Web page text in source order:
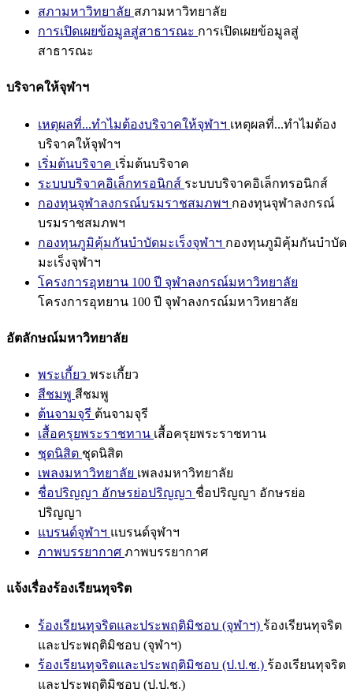
สภามหาวิทยาลัย สภามหาวิทยาลัย
การเปิดเผยข้อมูลสู่สาธารณะ การเปิดเผยข้อมูลสู่
สาธารณะ
บริจาคให้จุฬาฯ
เหตุผลที่...ทำไมต้องบริจาคให้จุฬาฯ เหตุผลที่...ทำไมต้อง
บริจาคให้จุฬาฯ
เริ่มต้นบริจาค เริ่มต้นบริจาค
ระบบบริจาคอิเล็กทรอนิกส์ ระบบบริจาคอิเล็กทรอนิกส์
กองทุนจุฬาลงกรณ์บรมราชสมภพฯ กองทุนจุฬาลงกรณ์
บรมราชสมภพฯ
กองทุนภูมิคุ้มกันบำบัดมะเร็งจุฬาฯ กองทุนภูมิคุ้มกันบำบัด
มะเร็งจุฬาฯ
โครงการอุทยาน 100 ปี จุฬาลงกรณ์มหาวิทยาลัย
โครงการอุทยาน 100 ปี จุฬาลงกรณ์มหาวิทยาลัย
อัตลักษณ์มหาวิทยาลัย
พระเกี้ยว พระเกี้ยว
สีชมพู สีชมพู
ต้นจามจุรี ต้นจามจุรี
เสื้อครุยพระราชทาน เสื้อครุยพระราชทาน
ชุดนิสิต ชุดนิสิต
เพลงมหาวิทยาลัย เพลงมหาวิทยาลัย
ชื่อปริญญา อักษรย่อปริญญา ชื่อปริญญา อักษรย่อ
ปริญญา
แบรนด์จุฬาฯ แบรนด์จุฬาฯ
ภาพบรรยากาศ ภาพบรรยากาศ
แจ้งเรื่องร้องเรียนทุจริต
ร้องเรียนทุจริตและประพฤติมิชอบ (จุฬาฯ) ร้องเรียนทุจริต
และประพฤติมิชอบ (จุฬาฯ)
ร้องเรียนทุจริตและประพฤติมิชอบ (ป.ป.ช.) ร้องเรียนทุจริต
และประพฤติมิชอบ (ป.ป.ช.)